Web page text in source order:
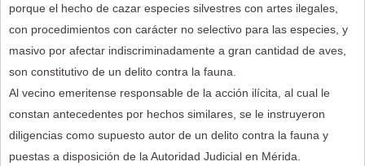
porque el hecho de cazar especies silvestres con artes ilegales,
con procedimientos con carácter no selectivo para las especies, y
masivo por afectar indiscriminadamente a gran cantidad de aves,
son constitutivo de un delito contra la fauna.
Al vecino emeritense responsable de la acción ilícita, al cual le
constan antecedentes por hechos similares, se le instruyeron
diligencias como supuesto autor de un delito contra la fauna y
puestas a disposición de la Autoridad Judicial en Mérida.